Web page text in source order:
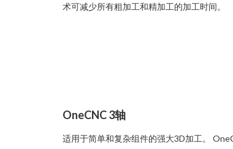
术可减少所有粗加工和精加工的加工时间。
OneCNC 3轴
适用于简单和复杂组件的强大3D加工。